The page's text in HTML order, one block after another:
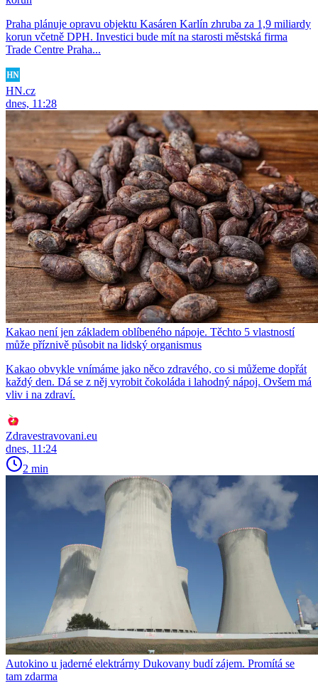
Praha plánuje opravu objektu Kasáren Karlín zhruba za 1,9 miliardy
korun včetně DPH. Investici bude mít na starosti městská firma
Trade Centre Praha...
HN.cz
dnes, 11:28
Kakao není jen základem oblíbeného nápoje. Těchto 5 vlastností
může příznivě působit na lidský organismus
Kakao obvykle vnímáme jako něco zdravého, co si můžeme dopřát
každý den. Dá se z něj vyrobit čokoláda i lahodný nápoj. Ovšem má
vliv i na zdraví.
Zdravestravovani.eu
dnes, 11:24
2 min
Autokino u jaderné elektrárny Dukovany budí zájem. Promítá se
tam zdarma